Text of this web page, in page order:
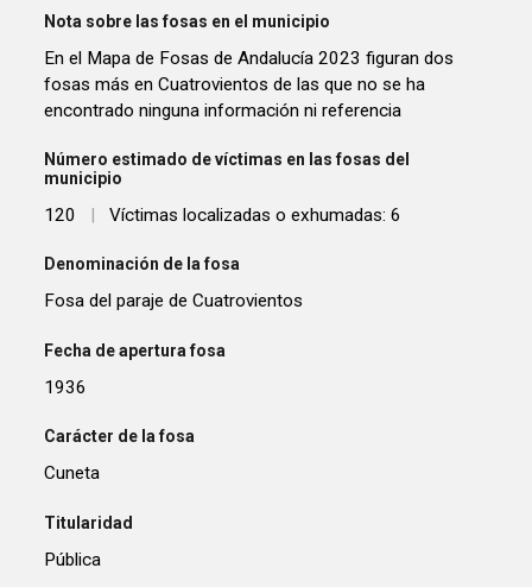
Nota sobre las fosas en el municipio
En el Mapa de Fosas de Andalucía 2023 figuran dos
fosas más en Cuatrovientos de las que no se ha
encontrado ninguna información ni referencia
Número estimado de víctimas en las fosas del
municipio
120 | Víctimas localizadas o exhumadas: 6
Denominación de la fosa
Fosa del paraje de Cuatrovientos
Fecha de apertura fosa
1936
Carácter de la fosa
Cuneta
Titularidad
Pública